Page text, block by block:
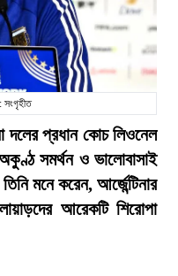
সংগৃহীত
দলের প্রধান কোচ লিওনেল
সমর্থন ও ভালোবাসাই
মনে করেন, আর্জেন্টিনার
আরেকটি শিরোপা